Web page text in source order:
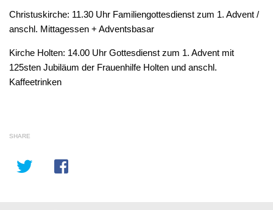
Christuskirche: 11.30 Uhr Familiengottesdienst zum 1. Advent /
anschl. Mittagessen + Adventsbasar
Kirche Holten: 14.00 Uhr Gottesdienst zum 1. Advent mit
125sten Jubiläum der Frauenhilfe Holten und anschl.
Kaffeetrinken
SHARE